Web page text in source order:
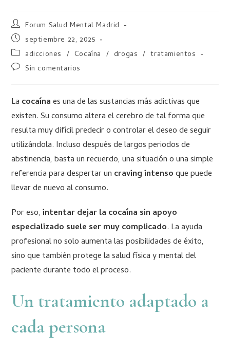
Forum Salud Mental Madrid
septiembre 22, 2025
adicciones / Cocaína / drogas / tratamientos
Sin comentarios
La cocaínaes una de las sustancias más adictivas que
existen. Su consumo altera el cerebro de tal forma que
resulta muy difícil predecir o controlar el deseo de seguir
utilizándola. Incluso después de largos periodos de
abstinencia, basta un recuerdo, una situación o una simple
referencia para despertar un craving intensoque puede
llevar de nuevo al consumo.
Por eso,intentar dejar la cocaína sin apoyo
especializado suele ser muy complicado. La ayuda
profesional no solo aumenta las posibilidades de éxito,
sino que también protege la salud física y mental del
paciente durante todo el proceso.
Un tratamiento adaptado a
cada persona